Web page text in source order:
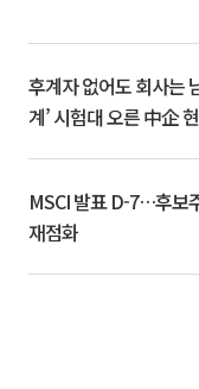
후계자 없어도 회사는
계’ 시험대 오른 中企
MSCI 발표 D-7…후보
재점화